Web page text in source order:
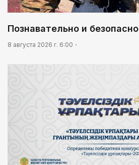
Познавательно и безопасно
8 августа 2026 г. 6:00